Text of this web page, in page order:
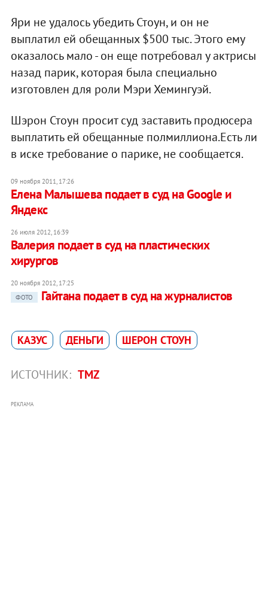
Яри не удалось убедить Стоун, и он не
выплатил ей обещанных $500 тыс. Этого ему
оказалось мало - он еще потребовал у актрисы
назад парик, которая была специально
изготовлен для роли Мэри Хемингуэй.
Шэрон Стоун просит суд заставить продюсера
выплатить ей обещанные полмиллиона.Есть ли
в иске требование о парике, не сообщается.
09 ноября 2011, 17:26
Елена Малышева подает в суд на Google и
Яндекс
26 июля 2012, 16:39
Валерия подает в суд на пластических
хирургов
20 ноября 2012, 17:25
ФОТО
Гайтана подает в суд на журналистов
КАЗУС ДЕНЬГИ ШЕРОН СТОУН
ИСТОЧНИК: TMZ
РЕКЛАМА